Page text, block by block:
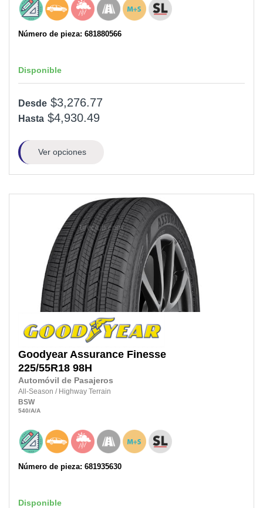
Número de pieza: 681880566
Disponible
Desde $3,276.77
Hasta $4,930.49
Ver opciones
Goodyear Assurance Finesse
225/55R18 98H
Automóvil de Pasajeros
All-Season / Highway Terrain
BSW
540/A/A
Número de pieza: 681935630
Disponible